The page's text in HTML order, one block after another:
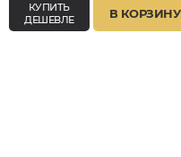
КУПИТЬ
ДЕШЕВЛЕ
В КОРЗИНУ